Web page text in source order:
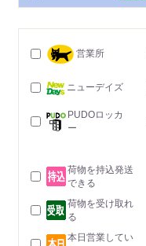
営業所
ニューデイズ
PUDOロッカ
ー
荷物を持込発送
できる
荷物を受け取れ
る
本日営業してい